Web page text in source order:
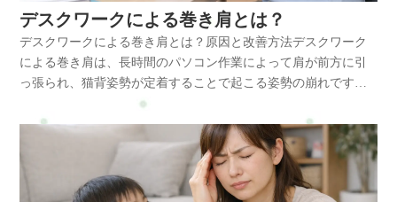
く、肩周囲の筋肉が硬くなりやすい特徴があります。体に起こ
る変化デスクワークによる肩こりでは、次の筋肉が影響を受け
やすくなります。僧帽筋肩甲挙筋小胸筋胸郭出口これらの筋肉
が緊張すると肩甲骨の動きが悪くなり、肩や首に強い負担がか
かります。特に小胸筋が縮むと肩が前に引っ張られ、巻き肩や
猫背姿勢が強くなります。その結果、肩こりが慢性化しやすく
なります。放置するとどうなる肩こりを放置すると、次のよう
な症状につながることがあります。慢性肩こり首こり頭痛腕の
だるさ姿勢悪化肩の筋肉の緊張が続くと血流が悪化し、頭痛や
腕のだるさなどの不調が出ることもあります。改善方法肩こり
デスクワークによる巻き肩とは？
デスクワークによる巻き肩とは？原因と改善方法デスクワーク
による巻き肩は、長時間のパソコン作業によって肩が前方に引
っ張られ、猫背姿勢が定着することで起こる姿勢の崩れです。
この姿勢が続くと肩こりや首こり、頭痛など様々な不調の原因
になります。特にパソコンやスマホを見る時間が長い現代で
は、巻き肩は非常に多い姿勢トラブルの一つです。巻き肩とは
巻き肩とは、肩が内側に巻き込み前に出てしまう姿勢のことを
いいます。本来、肩は耳の真下に位置するのが理想ですが、巻